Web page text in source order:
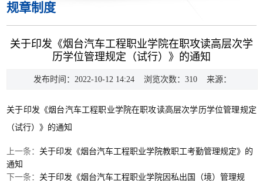
规章制度
当前位置:首页>>信息公开>>基本信息>>规章制度>> 正文
关于印发《烟台汽车工程职业学院在职攻读高层次学
历学位管理规定（试行）》的通知
发布时间：2022-10-12 14:24 浏览次数： 310来源：
关于印发《烟台汽车工程职业学院在职攻读高层次学历学位管理规定
（试行）》的通知
上一条： 关于印发《烟台汽车工程职业学院教职工考勤管理规定》的
通知
下一条： 关于印发《烟台汽车工程职业学院因私出国（境）管理规